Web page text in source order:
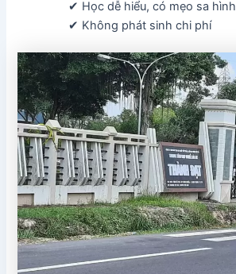
✔ Học dễ hiểu, có mẹo sa hình
✔ Không phát sinh chi phí